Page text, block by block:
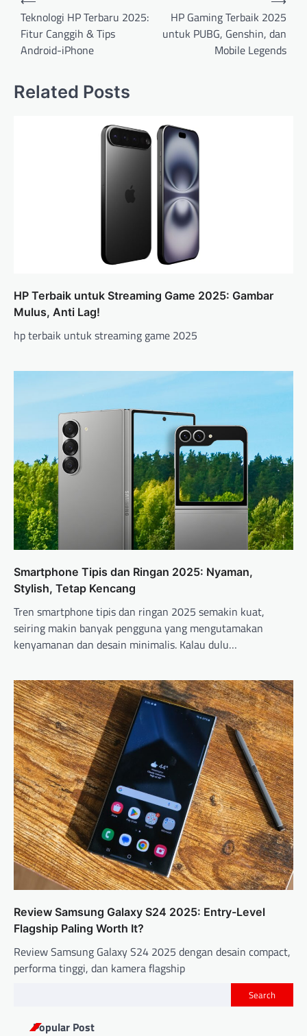
n
a
Teknologi HP Terbaru 2025:
Fitur Canggih & Tips
Android-iPhone
HP Gaming Terbaik 2025
untuk PUBG, Genshin, dan
Mobile Legends
Related Posts
HP Terbaik untuk Streaming Game 2025: Gambar
Mulus, Anti Lag!
hp terbaik untuk streaming game 2025
Smartphone Tipis dan Ringan 2025: Nyaman,
Stylish, Tetap Kencang
Tren smartphone tipis dan ringan 2025 semakin kuat,
seiring makin banyak pengguna yang mengutamakan
kenyamanan dan desain minimalis. Kalau dulu…
Review Samsung Galaxy S24 2025: Entry-Level
Flagship Paling Worth It?
Review Samsung Galaxy S24 2025 dengan desain compact,
performa tinggi, dan kamera flagship
Search
Popular Post